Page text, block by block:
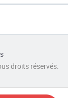
droits réservés.